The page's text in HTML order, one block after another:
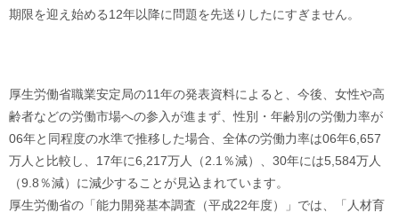
期限を迎え始める12年以降に問題を先送りしたにすぎません。
厚生労働省職業安定局の11年の発表資料によると、今後、女性や高
齢者などの労働市場への参入が進まず、性別・年齢別の労働力率が
06年と同程度の水準で推移した場合、全体の労働力率は06年6,657
万人と比較し、17年に6,217万人（2.1％減）、30年には5,584万人
（9.8％減）に減少することが見込まれています。
厚生労働省の「能力開発基本調査（平成22年度）」では、「人材育